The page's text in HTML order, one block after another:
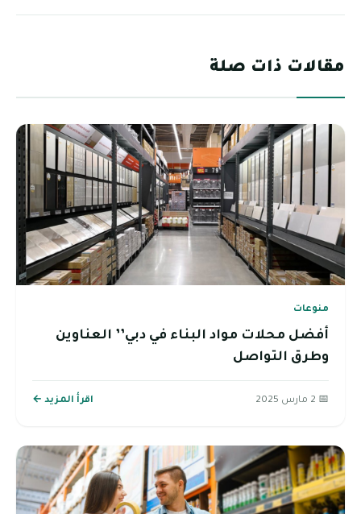
مقالات ذات صلة
منوعات
أفضل محلات مواد البناء في دبي’’ العناوين
وطرق التواصل
📅 2 مارس 2025 اقرأ المزيد ←